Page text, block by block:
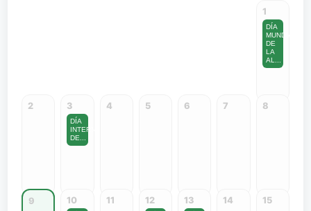
1
DÍA
MUNDIAL
DE
LA
AL...
2 3
DÍA
INTERNACIONAL
DE...
4 5 6 7 8
9 10 11 12 13 14 15